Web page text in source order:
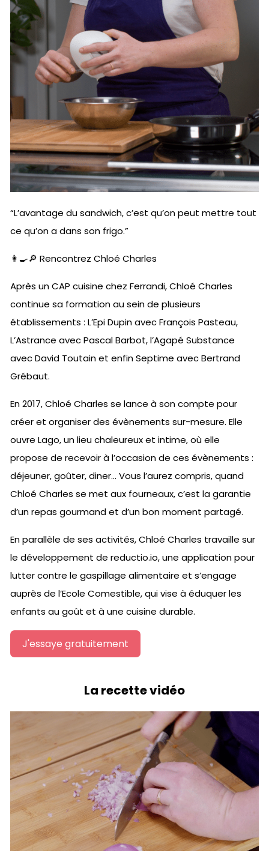
“L’avantage du sandwich, c’est qu’on peut mettre tout
ce qu’on a dans son frigo.”
👩‍🍳🔎 Rencontrez Chloé Charles
Après un CAP cuisine chez Ferrandi, Chloé Charles
continue sa formation au sein de plusieurs
établissements : L’Epi Dupin avec François Pasteau,
L’Astrance avec Pascal Barbot, l’Agapé Substance
avec David Toutain et enfin Septime avec Bertrand
Grébaut.
En 2017, Chloé Charles se lance à son compte pour
créer et organiser des évènements sur-mesure. Elle
ouvre Lago, un lieu chaleureux et intime, où elle
propose de recevoir à l’occasion de ces évènements :
déjeuner, goûter, diner… Vous l’aurez compris, quand
Chloé Charles se met aux fourneaux, c’est la garantie
d’un repas gourmand et d’un bon moment partagé.
En parallèle de ses activités, Chloé Charles travaille sur
le développement de reductio.io, une application pour
lutter contre le gaspillage alimentaire et s’engage
auprès de l’Ecole Comestible, qui vise à éduquer les
enfants au goût et à une cuisine durable.
J'essaye gratuitement
La recette vidéo